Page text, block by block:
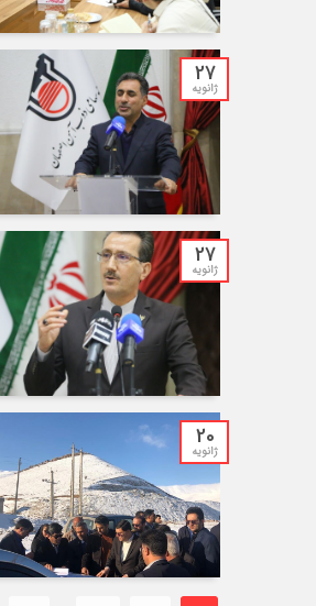
27
ژانویه
27
ژانویه
20
ژانویه